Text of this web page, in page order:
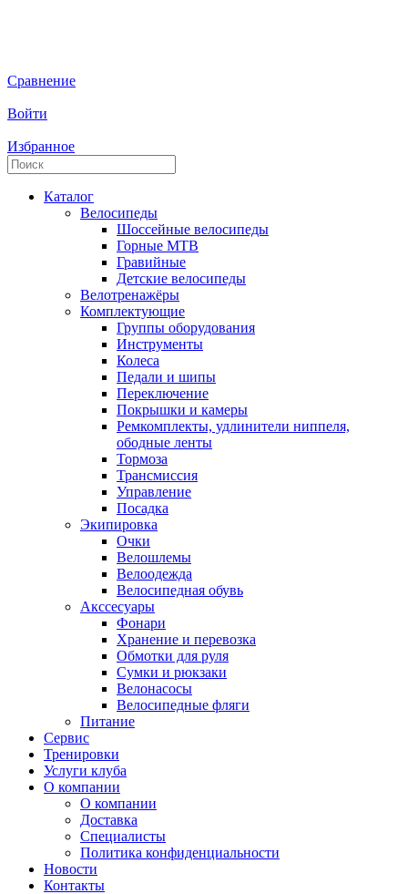
Сравнение
Войти
Избранное
Каталог
Велосипеды
Шоссейные велосипеды
Горные МTB
Гравийные
Детские велосипеды
Велотренажёры
Комплектующие
Группы оборудования
Инструменты
Колеса
Педали и шипы
Переключение
Покрышки и камеры
Ремкомплекты, удлинители ниппеля,
ободные ленты
Тормоза
Трансмиссия
Управление
Посадка
Экипировка
Очки
Велошлемы
Велоодежда
Велосипедная обувь
Акссесуары
Фонари
Хранение и перевозка
Обмотки для руля
Сумки и рюкзаки
Велонасосы
Велосипедные фляги
Питание
Сервис
Тренировки
Услуги клуба
О компании
О компании
Доставка
Специалисты
Политика конфиденциальности
Новости
Контакты